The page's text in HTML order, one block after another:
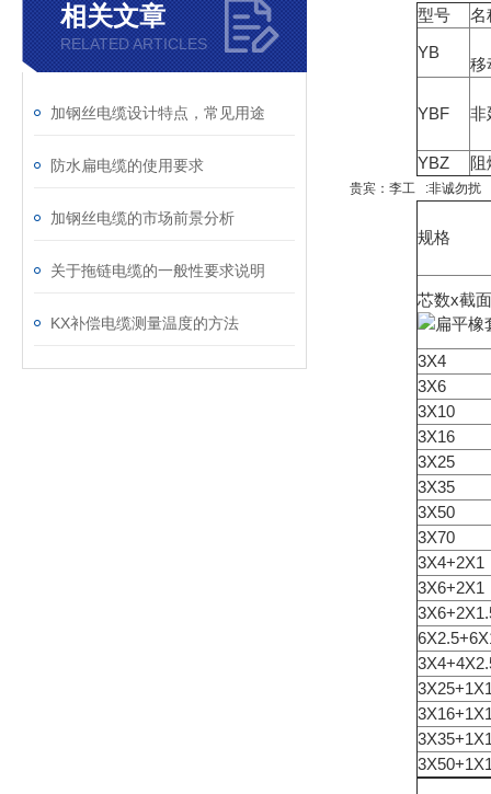
相关文章
RELATED ARTICLES
加钢丝电缆设计特点，常见用途
防水扁电缆的使用要求
加钢丝电缆的市场前景分析
关于拖链电缆的一般性要求说明
KX补偿电缆测量温度的方法
型号
名
YB
移
YBF 非
YBZ 阻
贵宾：李工 :非诚勿扰
规格
芯数x截
3X4
3X6
3X10
3X16
3X25
3X35
3X50
3X70
3X4+2X1
3X6+2X1